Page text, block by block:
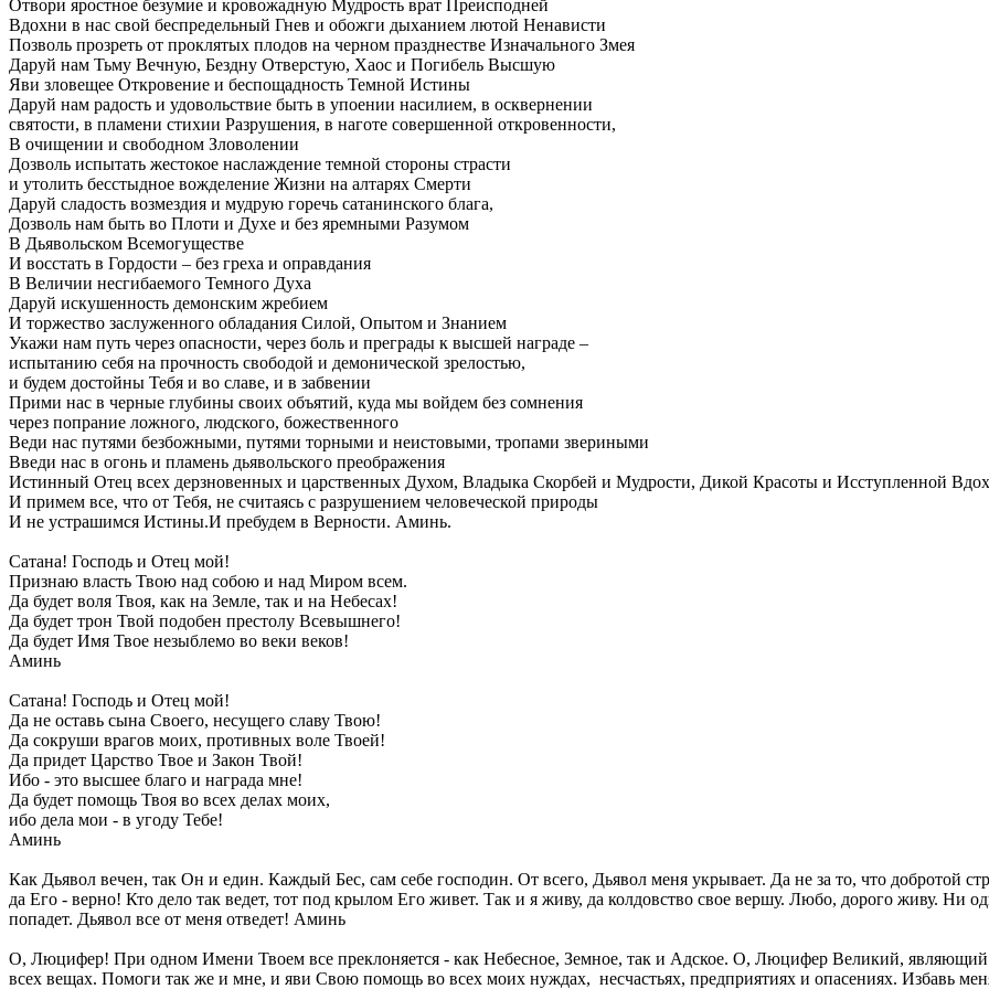
Отвори яростное безумие и кровожадную Мудрость врат Преисподней
Вдохни в нас свой беспредельный Гнев и обожги дыханием лютой Ненависти
Позволь прозреть от проклятых плодов на черном празднестве Изначального Змея
Даруй нам Тьму Вечную, Бездну Отверстую, Хаос и Погибель Высшую
Яви зловещее Откровение и беспощадность Темной Истины
Даруй нам радость и удовольствие быть в упоении насилием, в осквернении
святости, в пламени стихии Разрушения, в наготе совершенной откровенности,
В очищении и свободном Зловолении
Дозволь испытать жестокое наслаждение темной стороны страсти
и утолить бесстыдное вожделение Жизни на алтарях Смерти
Даруй сладость возмездия и мудрую горечь сатанинского блага,
Дозволь нам быть во Плоти и Духе и без яремными Разумом
В Дьявольском Всемогуществе
И восстать в Гордости – без греха и оправдания
В Величии несгибаемого Темного Духа
Даруй искушенность демонским жребием
И торжество заслуженного обладания Силой, Опытом и Знанием
Укажи нам путь через опасности, через боль и преграды к высшей награде –
испытанию себя на прочность свободой и демонической зрелостью,
и будем достойны Тебя и во славе, и в забвении
Прими нас в черные глубины своих объятий, куда мы войдем без сомнения
через попрание ложного, людского, божественного
Веди нас путями безбожными, путями торными и неистовыми, тропами звериными
Введи нас в огонь и пламень дьявольского преображения
Истинный Отец всех дерзновенных и царственных Духом, Владыка Скорбей и Мудрости, Дикой Красоты и Исступленной
И примем все, что от Тебя, не считаясь с разрушением человеческой природы
И не устрашимся Истины.И пребудем в Верности. Аминь.
Сатана! Господь и Отец мой!
Признаю власть Твою над собою и над Миром всем.
Да будет воля Твоя, как на Земле, так и на Небесах!
Да будет трон Твой подобен престолу Всевышнего!
Да будет Имя Твое незыблемо во веки веков!
Аминь
Сатана! Господь и Отец мой!
Да не оставь сына Своего, несущего славу Твою!
Да сокруши врагов моих, противных воле Твоей!
Да придет Царство Твое и Закон Твой!
Ибо - это высшее благо и награда мне!
Да будет помощь Твоя во всех делах моих,
ибо дела мои - в угоду Тебе!
Аминь
Как Дьявол вечен, так Он и един. Каждый Бес, сам себе господин. От всего, Дьявол меня укрывает. Да не за то, что добротой
да Его - верно! Кто дело так ведет, тот под крылом Его живет. Так и я живу, да колдовство свое вершу. Любо, дорого живу. Ни
попадет. Дьявол все от меня отведет! Аминь
О, Люцифер! При одном Имени Твоем все преклоняется - как Небесное, Земное, так и Адское. О, Люцифер Великий,
всех вещах. Помоги так же и мне, и яви Свою помощь во всех моих нуждах, несчастьях, предприятиях и опасениях. Избавь